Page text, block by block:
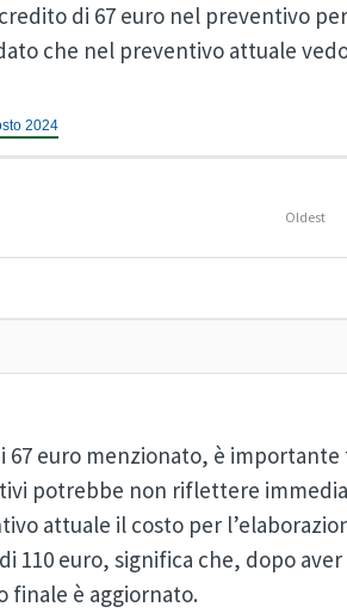
di 67 euro nel preventivo
che nel preventivo attuale
2024
Oldest
67 euro menzionato, è
potrebbe non riflettere
attuale il costo per
110 euro, significa che, dopo
finale è aggiornato.